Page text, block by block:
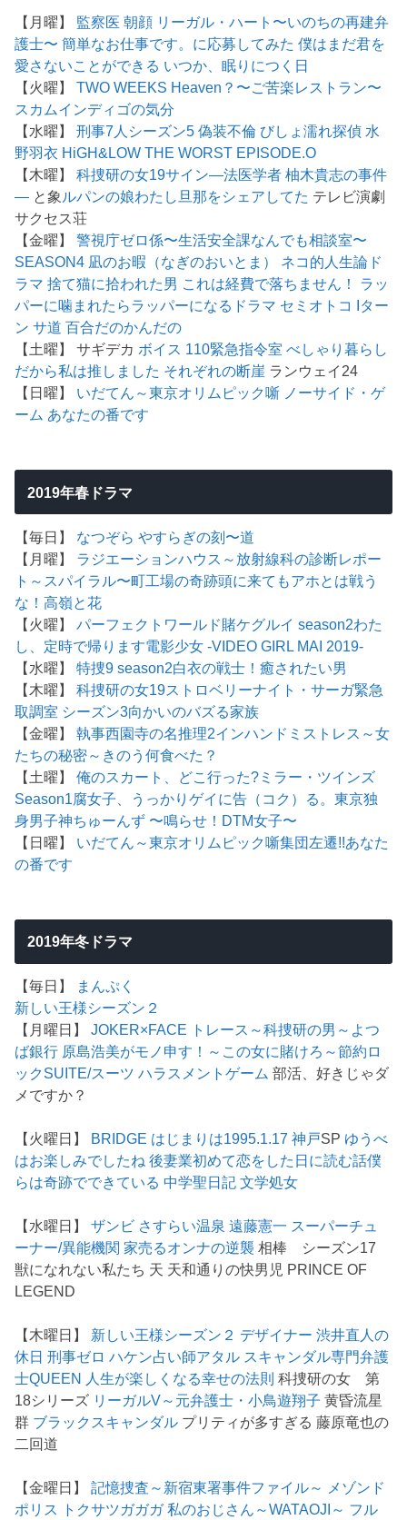
【月曜】 監察医 朝顔 リーガル・ハート〜いのちの再建弁
護士〜 簡単なお仕事です。に応募してみた 僕はまだ君を
愛さないことができる いつか、眠りにつく日
【火曜】TWO WEEKS Heaven？〜ご苦楽レストラン〜
スカムインディゴの気分
【水曜】刑事7人シーズン5 偽装不倫 びしょ濡れ探偵 水
野羽衣 HiGH&LOW THE WORST EPISODE.O
【木曜】科捜研の女19サイン―法医学者 柚木貴志の事件
― と象 ルパンの娘わたし旦那をシェアしてた テレビ演劇
サクセス荘
【金曜】警視庁ゼロ係〜生活安全課なんでも相談室〜
SEASON4 凪のお暇（なぎのおいとま）
ネコ的人生論ド
ラマ 捨て猫に拾われた男 これは経費で落ちません！
ラッ
パーに噛まれたらラッパーになるドラマ セミオトコ Iター
ン サ道 百合だのかんだの
【土曜】 サギデカ ボイス 110緊急指令室 べしゃり暮らし
だから私は推しました それぞれの断崖 ランウェイ24
【日曜】 いだてん～東京オリムピック噺 ノーサイド・ゲ
ーム あなたの番です
2019年春ドラマ
【毎日】 なつぞら やすらぎの刻〜道
【月曜】 ラジエーションハウス～放射線科の診断レポー
ト～ スパイラル〜町工場の奇跡頭に来てもアホとは戦う
な！高嶺と花
【火曜】 パーフェクトワールド賭ケグルイ season2わた
し、定時で帰ります電影少女 -VIDEO GIRL MAI 2019-
【水曜】特捜9 season2白衣の戦士！癒されたい男
【木曜】科捜研の女19ストロベリーナイト・サーガ緊急
取調室 シーズン3向かいのバズる家族
【金曜】執事西園寺の名推理2インハンド ミストレス～女
たちの秘密～ きのう何食べた？
【土曜】俺のスカート、どこ行った? ミラー・ツインズ
Season1 腐女子、うっかりゲイに告（コク）る。東京独
身男子神ちゅーんず 〜鳴らせ！DTM女子〜
【日曜】 いだてん～東京オリムピック噺集団左遷!!あなた
の番です
2019年冬ドラマ
【毎日】
まんぷく
新しい王様シーズン２
【月曜日】JOKER×FACE トレース～科捜研の男～ よつ
ば銀行 原島浩美がモノ申す！～この女に賭けろ～節約ロ
ック SUITE/スーツ ハラスメントゲーム 部活、好きじゃダ
メですか？
【火曜日】 BRIDGE はじまりは1995.1.17 神戸SP ゆうべ
はお楽しみでしたね 後妻業初めて恋をした日に読む話僕
らは奇跡でできている 中学聖日記 文学処女
【水曜日】ザンビ さすらい温泉 遠藤憲一 スーパーチュ
ーナー/異能機関 家売るオンナの逆襲 相棒 シーズン17
獣になれない私たち 天 天和通りの快男児 PRINCE OF
LEGEND
【木曜日】 新しい王様シーズン２ デザイナー 渋井直人の
休日 刑事ゼロ ハケン占い師アタル スキャンダル専門弁護
士QUEEN 人生が楽しくなる幸せの法則 科捜研の女 第
18シリーズ リーガルV～元弁護士・小鳥遊翔子 黄昏流星
群 ブラックスキャンダル プリティが多すぎる 藤原竜也の
二回道
【金曜日】記憶捜査～新宿東署事件ファイル～
メゾンド
ポリス
トクサツガガガ 私のおじさん～WATAOJI～ フル